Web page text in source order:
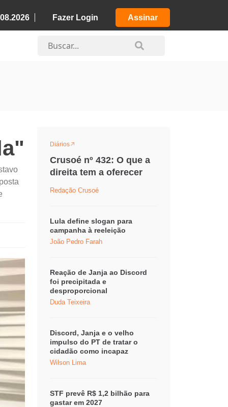
Fazer Login Assinar
Diários
Crusoé nº 432: O que a
direita tem a oferecer
Redação Crusoé
Lula define slogan para
campanha à reeleição
João Pedro Farah
Reação de Janja ao Discord
foi precipitada e
desproporcional
Duda Teixeira
Discord, Janja e o velho
impulso do PT de tratar o
cidadão como incapaz
Wilson Lima
STF prevê R$ 1,2 bilhão para
gastar em 2027